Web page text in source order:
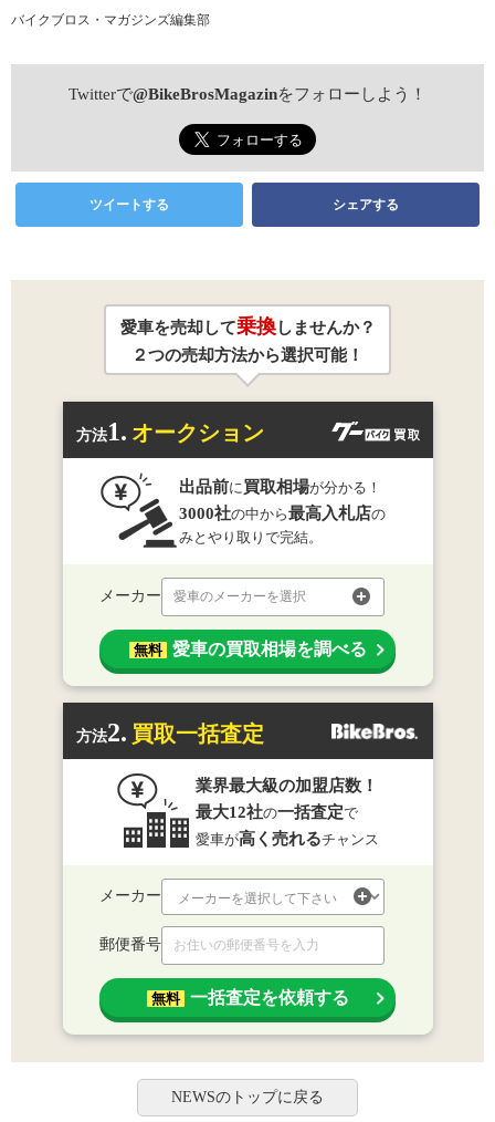
バイクブロス・マガジンズ編集部
Twitterで@BikeBrosMagazinをフォローしよう！
ツイートする シェアする
愛車を売却して乗換しませんか？
２つの売却方法から選択可能！
方法1. オークション
出品前に 買取相場が分かる！
3000社の中から最高入札店の
みとやり取りで完結。
メーカー 愛車のメーカーを選択
無料 愛車の買取相場を調べる
方法2. 買取一括査定
業界最大級の加盟店数！
最大12社の一括査定で
愛車が高く売れるチャンス
メーカー
郵便番号
無料 一括査定を依頼する
NEWSのトップに戻る